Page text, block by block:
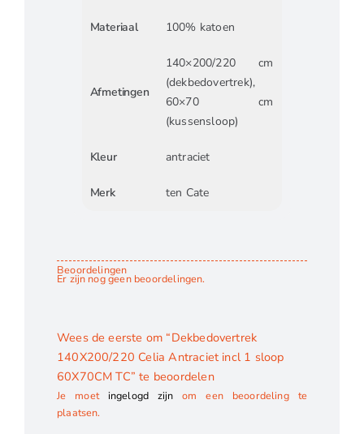
Materiaal 100% katoen
Afmetingen
140×200/220 cm
(dekbedovertrek),
60×70 cm
(kussensloop)
Kleur antraciet
Merk ten Cate
Beoordelingen
Er zijn nog geen beoordelingen.
Wees de eerste om “Dekbedovertrek
140X200/220 Celia Antraciet incl 1 sloop
60X70CM TC” te beoordelen
Je moet ingelogd zijn om een beoordeling te
plaatsen.